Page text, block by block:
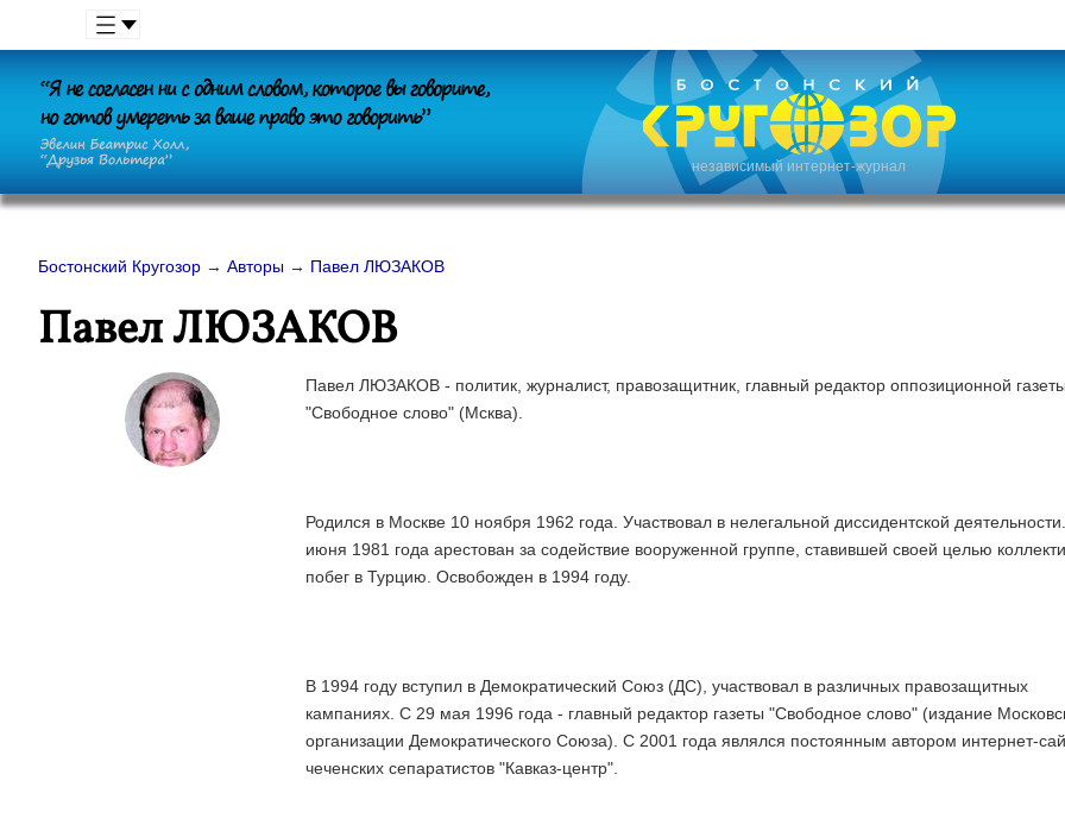
независимый интернет-журнал
Бостонский Кругозор → Авторы → Павел ЛЮЗАКОВ
Павел ЛЮЗАКОВ
Павел ЛЮЗАКОВ - политик, журналист, правозащитник, главный редактор оппозиционной газеты
"Свободное слово" (Мсква).
Родился в Москве 10 ноября 1962 года. Участвовал в нелегальной диссидентской
июня 1981 года арестован за содействие вооруженной группе, ставившей своей целью
побег в Турцию. Освобожден в 1994 году.
В 1994 году вступил в Демократический Союз (ДС), участвовал в различных правозащитных
кампаниях. С 29 мая 1996 года - главный редактор газеты "Свободное слово" (издание
организации Демократического Союза). С 2001 года являлся постоянным автором интернет-
чеченских сепаратистов "Кавказ-центр".